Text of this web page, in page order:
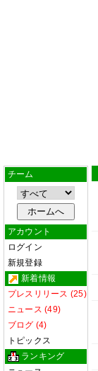
チーム
アカウント
ログイン
新規登録
新着情報
プレスリリース (25)
ニュース (49)
ブログ (4)
トピックス
ランキング